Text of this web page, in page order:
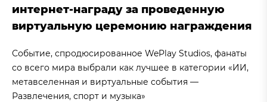
интернет-награду за проведенную
виртуальную церемонию награждения
Событие, спродюсированное WePlay Studios, фанаты
со всего мира выбрали как лучшее в категории «ИИ,
метавселенная и виртуальные события —
Развлечения, спорт и музыка»